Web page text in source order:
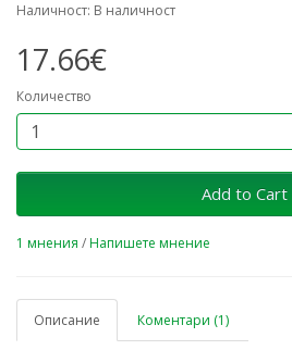
Наличност: В наличност
17.66€
Количество
Add to Cart
1 мнения /Напишете мнение
Описание Коментари (1)